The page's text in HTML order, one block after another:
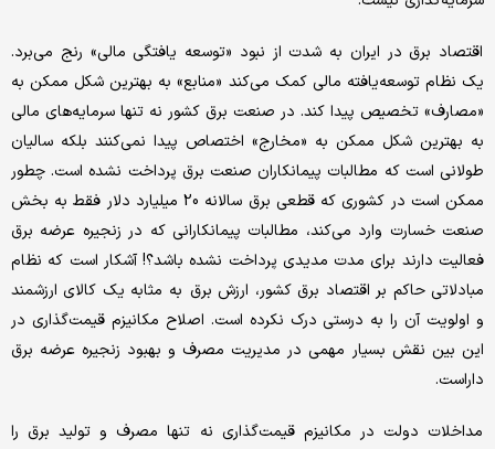
اقتصاد برق در ایران به شدت از نبود «توسعه یافتگی مالی» رنج می‌‌‌برد.
یک نظام توسعه‌یافته مالی کمک می‌کند «منابع» به بهترین شکل ممکن به
«مصارف» تخصیص پیدا کند. در صنعت برق کشور نه تنها سرمایه‌‌‌های مالی
به بهترین شکل ممکن به «مخارج» اختصاص پیدا نمی‌‌‌کنند بلکه سالیان
طولانی است که مطالبات پیمانکاران صنعت برق پرداخت نشده است. چطور
ممکن است در کشوری که قطعی برق سالانه 20 میلیارد دلار فقط به بخش
صنعت خسارت وارد می‌کند، مطالبات پیمانکارانی که در زنجیره عرضه برق
فعالیت دارند برای مدت مدیدی پرداخت نشده باشد؟! آشکار است که نظام
مبادلاتی حاکم بر اقتصاد برق کشور، ارزش برق به مثابه یک کالای ارزشمند
و اولویت آن را به درستی درک نکرده است. اصلاح مکانیزم قیمت‌‌‌گذاری در
این بین نقش بسیار مهمی در مدیریت مصرف و بهبود زنجیره عرضه برق
داراست.
مداخلات دولت در مکانیزم قیمت‌‌‌گذاری نه تنها مصرف و تولید برق را